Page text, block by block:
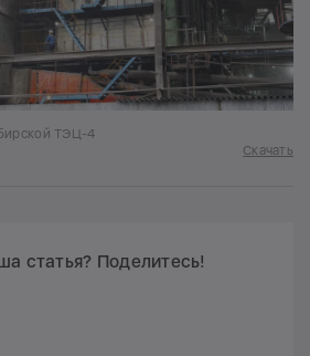
ТЭЦ-4
Скачать
статья? Поделитесь!